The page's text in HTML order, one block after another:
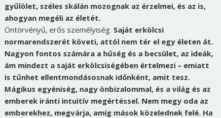
gyűlölet, széles skálán mozognak az érzelmei, és az is,
ahogyan megéli az életét.
Öntörvényű, erős személyiség. Saját erkölcsi
normarendszerét követi, attól nem tér el egy életen át.
Nagyon fontos számára a hűség és a becsület, az ideák,
ám mindezt a saját erkölcsiségében értelmezi – emiatt
is tűnhet ellentmondásosnak időnként, amit tesz.
Mágikus egyéniség, nagy önbizalommal, és a világ és az
emberek iránti intuitív megértéssel. Nem megy oda az
emberekhez, megvárja, amíg mások közelednek felé. Ha